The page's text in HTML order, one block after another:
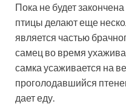
Пока не будет
птицы делают еще
является частью
самец во время
самка усаживается на
проголодавшийся
дает еду.